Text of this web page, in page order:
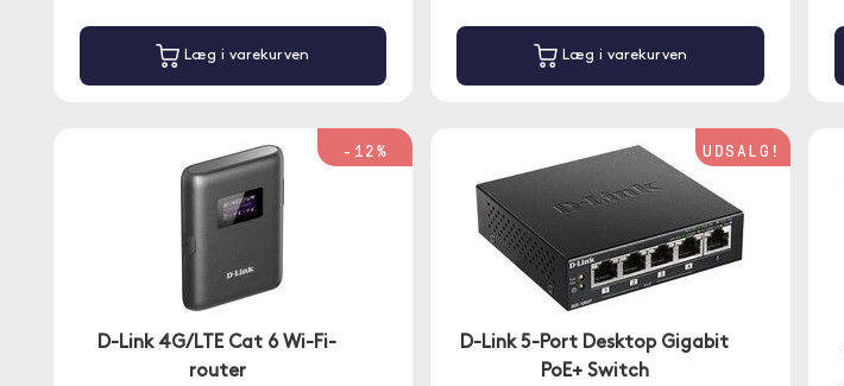
Læg i varekurven Læg i varekurven
-12%
D-Link 4G/LTE Cat 6 Wi-Fi-
router
UDSALG!
D-Link 5-Port Desktop Gigabit
PoE+ Switch